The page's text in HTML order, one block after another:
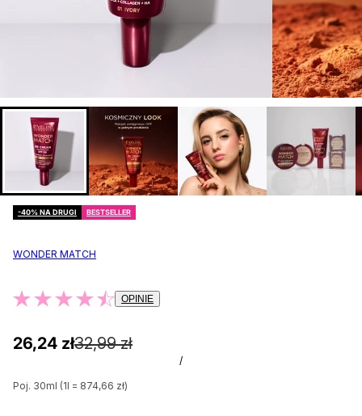
-40% NA DRUGI BESTSELLER
WONDER MATCH
OPINIE
26,24 zł32,99 zł
/
Poj. 30ml (1l = 874,66 zł)